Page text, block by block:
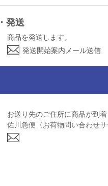
・発送
商品を発送します。
発送開始案内メール送信
お送り先のご住所に商品が到
佐川急便〈お荷物問い合わせ